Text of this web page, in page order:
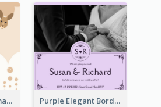
Brown Pastel Animals Cartoon Baby Birthday Invitation Purple Elegant Border With Photo Wedding Invitation